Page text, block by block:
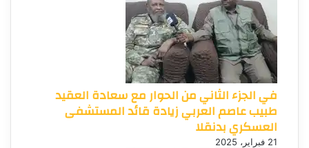
في الجزء الثاني من الحوار مع سعادة العقيد
طبيب عاصم العربي زيادة قائد المستشفى
العسكري بدنقلا
21 فبراير، 2025